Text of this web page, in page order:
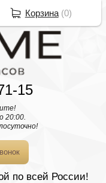
15
20:00.
по всей России!
Корзина(0)